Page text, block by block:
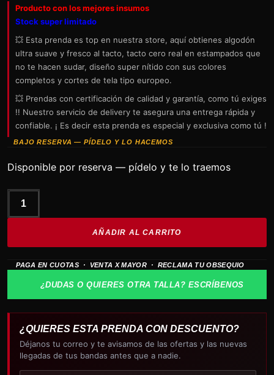
Producto con los mejores insumos
Stock super limitado
💥 Esta prenda es top en nuestra store, aquí obtienes algodón
ultra suave y fresco al tacto, tacto cero real en estampados que
no te hacen sudar, diseño super nítido con sus colores
completos y cortes de tela tipo europeo.
💥 Prendas con certificación de calidad y garantía, como tú exiges
!! Nuestro servicio de delivery te asegura una entrega rápida y
confiable. ¡ Es decir esta prenda es especial y exclusiva como tú !
BAJO RESERVA — PÍDELO Y LO HACEMOS
Disponible por reserva — pídelo y te lo traemos
LED
tela
cantidad
AÑADIR AL CARRITO
PAGA EN CUOTAS · VENTA X MAYOR · RECLAMA TU OBSEQUIO
¿DUDAS O QUIERES OTRA TALLA? ESCRÍBENOS
¿QUIERES ESTA PRENDA CON DESCUENTO?
Déjanos tu correo y te avisamos de las ofertas y las nuevas
llegadas de tus bandas antes que a nadie.